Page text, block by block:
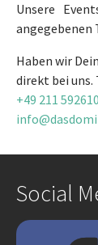
Unsere
Haben wir
direkt bei
+49 211 592610
Social